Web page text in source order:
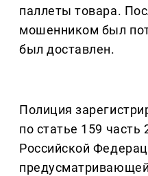
паллеты товара.
мошенником был
был доставлен.
Полиция
по статье 159 часть
Российской
предусматривающей